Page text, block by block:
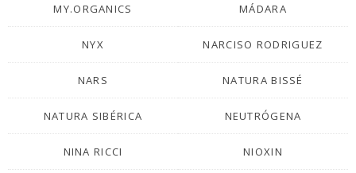
MY.ORGANICS MÁDARA
NYX NARCISO RODRIGUEZ
NARS NATURA BISSÉ
NATURA SIBÉRICA NEUTRÓGENA
NINA RICCI NIOXIN